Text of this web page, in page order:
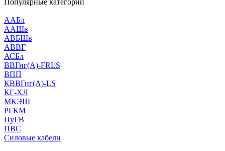
Популярные категории
ААБл
ААШв
АВБШв
АВВГ
АСБл
ВВГнг(А)-FRLS
ВПП
КВВГнг(А)-LS
КГ-ХЛ
МКЭШ
РГКМ
ПуГВ
ПВС
Силовые кабели